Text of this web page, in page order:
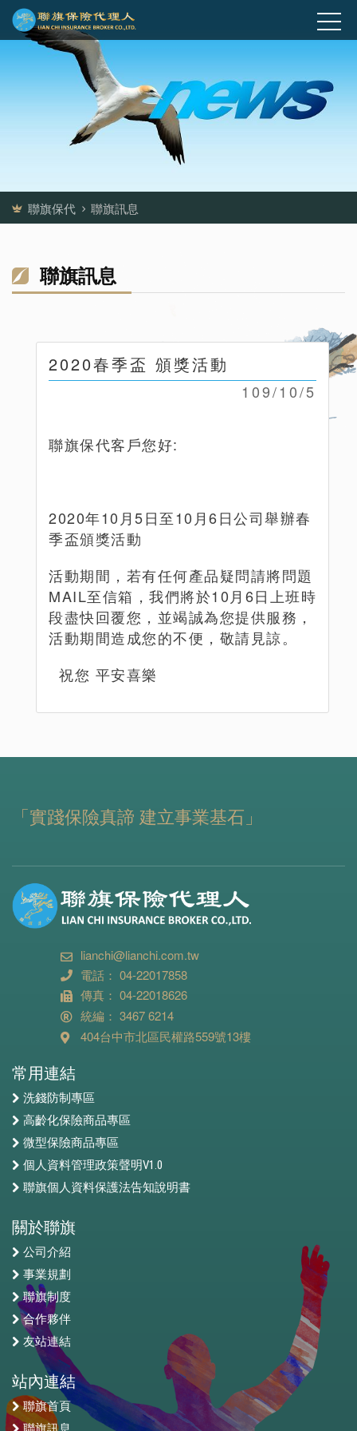
聯旗保代 聯旗訊息
聯旗訊息
2020春季盃 頒獎活動
109/10/5
聯旗保代客戶您好:
2020年10月5日至10月6日公司舉辦春
季盃頒獎活動
活動期間，若有任何產品疑問請將問題
MAIL至信箱，我們將於10月6日上班時
段盡快回覆您，並竭誠為您提供服務，
活動期間造成您的不便，敬請見諒。
祝您 平安喜樂
「實踐保險真諦 建立事業基石」
lianchi@lianchi.com.tw
電話： 04-22017858
傳真： 04-22018626
統編： 3467 6214
404台中市北區民權路559號13樓
常用連結
洗錢防制專區
高齡化保險商品專區
微型保險商品專區
個人資料管理政策聲明V1.0
聯旗個人資料保護法告知說明書
關於聯旗
公司介紹
事業規劃
聯旗制度
合作夥伴
友站連結
站內連結
聯旗首頁